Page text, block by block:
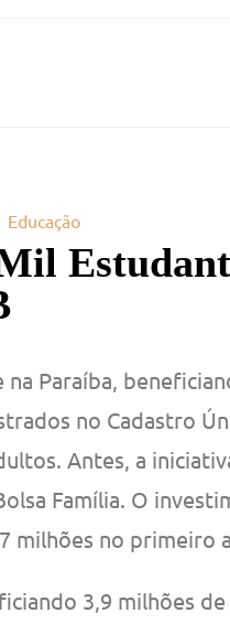
Educação
na Paraíba,
no Cadastro
Antes, a
Família. O
milhões no primeiro
3,9 milhões